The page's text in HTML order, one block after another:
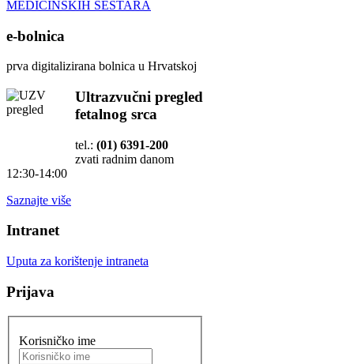
MEDICINSKIH SESTARA
e-bolnica
prva digitalizirana bolnica u Hrvatskoj
Ultrazvučni pregled
fetalnog srca
tel.: (01) 6391-200
zvati radnim danom
12:30-14:00
Saznajte više
Intranet
Uputa za korištenje intraneta
Prijava
Korisničko ime